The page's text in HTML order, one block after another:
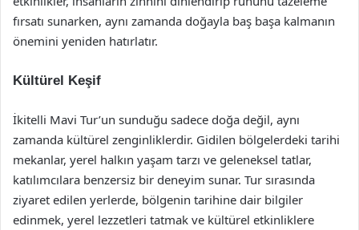
fırsatı sunarken, aynı zamanda doğayla baş başa kalmanın
önemini yeniden hatırlatır.
Kültürel Keşif
İkitelli Mavi Tur’un sunduğu sadece doğa değil, aynı
zamanda kültürel zenginliklerdir. Gidilen bölgelerdeki tarihi
mekanlar, yerel halkın yaşam tarzı ve geleneksel tatlar,
katılımcılara benzersiz bir deneyim sunar. Tur sırasında
ziyaret edilen yerlerde, bölgenin tarihine dair bilgiler
edinmek, yerel lezzetleri tatmak ve kültürel etkinliklere